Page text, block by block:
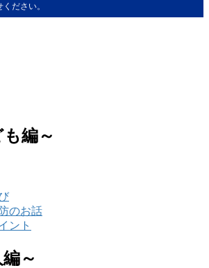
ださい。
編～
のお話
ント
～